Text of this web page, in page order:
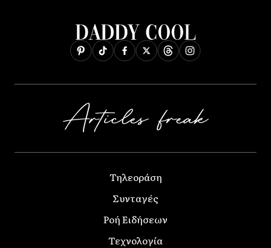
Τηλεοράση
Συνταγές
Ροή Ειδήσεων
Τεχνολογία